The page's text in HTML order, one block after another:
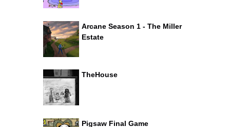
Arcane Season 1 - The Miller
Estate
TheHouse
Pigsaw Final Game